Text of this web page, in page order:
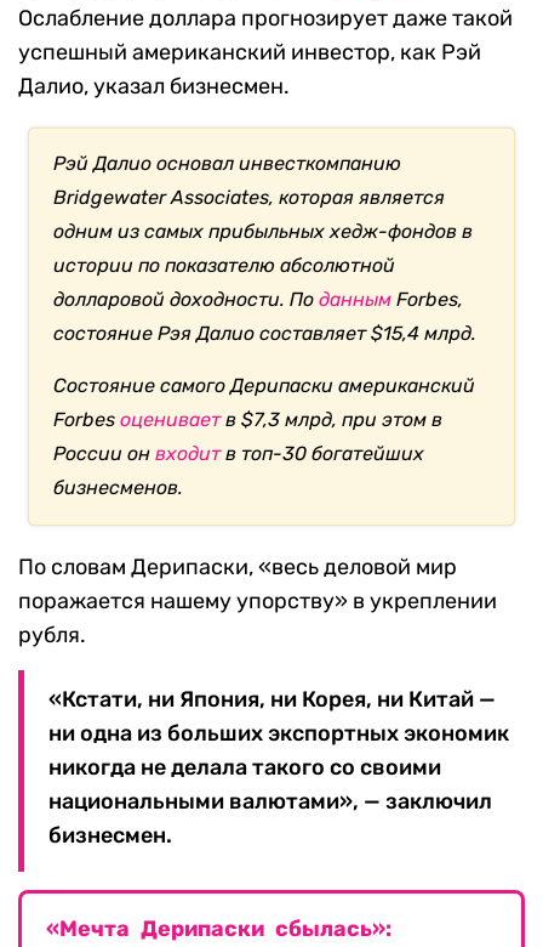
Ослабление доллара прогнозирует даже такой
успешный американский инвестор, как Рэй
Далио, указал бизнесмен.
Рэй Далио основал инвесткомпанию
Bridgewater Associates, которая является
одним из самых прибыльных хедж-фондов в
истории по показателю абсолютной
долларовой доходности. Поданным Forbes,
состояние Рэя Далио составляет $15,4 млрд.
Состояние самого Дерипаски американский
Forbesоцениваетв $7,3 млрд, при этом в
России онвходитв топ-30 богатейших
бизнесменов.
По словам Дерипаски, «весь деловой мир
поражается нашему упорству» в укреплении
рубля.
«Кстати, ни Япония, ни Корея, ни Китай —
ни одна из больших экспортных экономик
никогда не делала такого со своими
национальными валютами», — заключил
бизнесмен.
«Мечта Дерипаски сбылась»: